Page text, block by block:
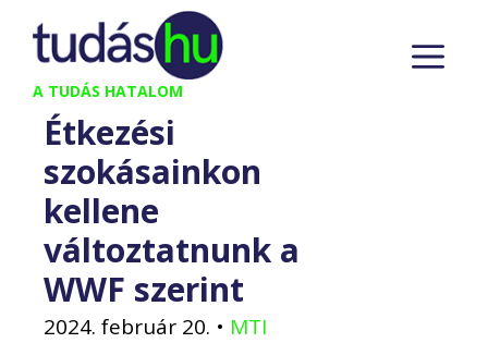
Kilépés
tartalomba
A TUDÁS HATALOM
Étkezési
szokásainkon
kellene
változtatnunk a
WWF szerint
2024. február 20. • MTI